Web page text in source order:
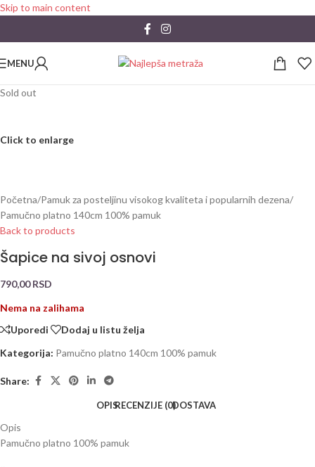
Skip to main content
MENU
Sold out
Click to enlarge
Početna/Pamuk za posteljinu visokog kvaliteta i popularnih dezena/
Pamučno platno 140cm 100% pamuk
Back to products
Šapice na sivoj osnovi
790,00RSD
Nema na zalihama
Uporedi
Dodaj u listu želja
Kategorija: Pamučno platno 140cm 100% pamuk
Share:
OPISRECENZIJE (0)DOSTAVA
Opis
Pamučno platno 100% pamuk